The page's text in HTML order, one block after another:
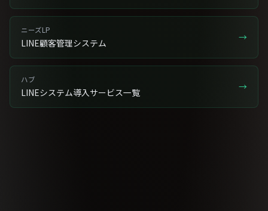
ニーズLP
LINE顧客管理システム →
ハブ
LINEシステム導入サービス一覧 →